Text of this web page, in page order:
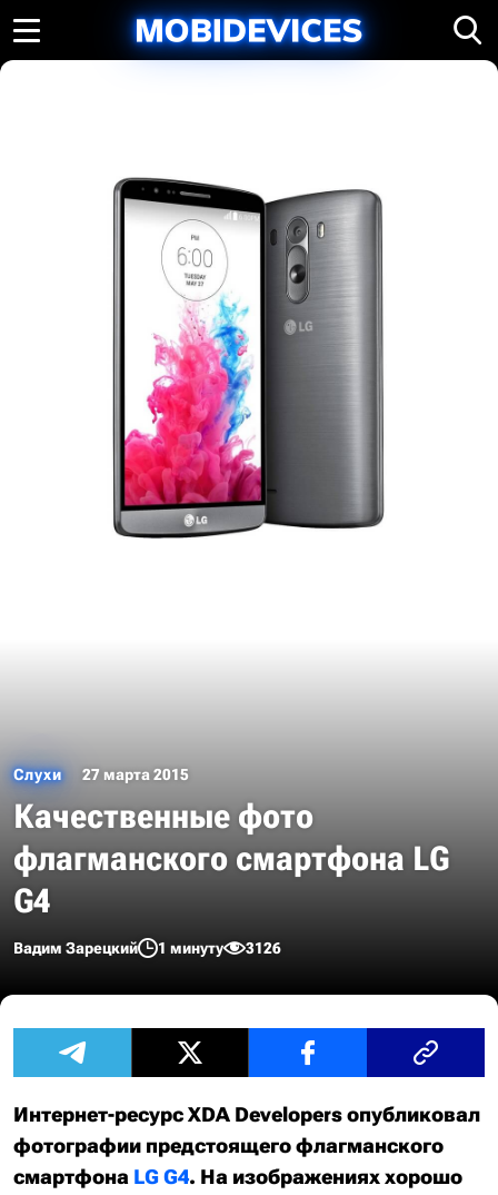
Слухи 27 марта 2015
Качественные фото
флагманского смартфона LG
G4
Вадим Зарецкий 1 минуту 3126
Интернет-ресурс XDA Developers опубликовал
фотографии предстоящего флагманского
смартфона LG G4. На изображениях хорошо